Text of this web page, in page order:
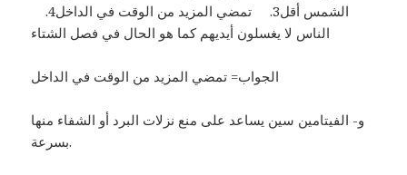
الشمس أقل3. تمضي المزيد من الوقت في الداخل4.
الناس لا يغسلون أيديهم كما هو الحال في فصل الشتاء
الجواب= تمضي المزيد من الوقت في الداخل
و- الفيتامين سين يساعد على منع نزلات البرد أو الشفاء منها
بسرعة.